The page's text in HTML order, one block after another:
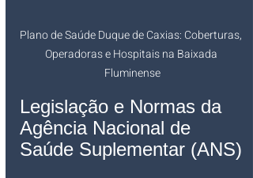
Plano de Saúde Duque de Caxias: Coberturas,
Operadoras e Hospitais na Baixada
Fluminense
Legislação e Normas da
Agência Nacional de
Saúde Suplementar (ANS)